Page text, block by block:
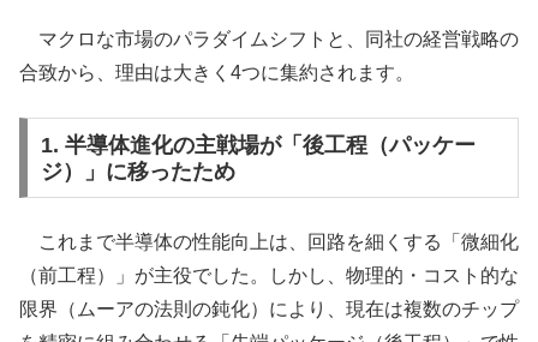
マクロな市場のパラダイムシフトと、同社の経営戦略の
合致から、理由は大きく4つに集約されます。
1. 半導体進化の主戦場が「後工程（パッケー
ジ）」に移ったため
これまで半導体の性能向上は、回路を細くする「微細化
（前工程）」が主役でした。しかし、物理的・コスト的な
限界（ムーアの法則の鈍化）により、現在は複数のチップ